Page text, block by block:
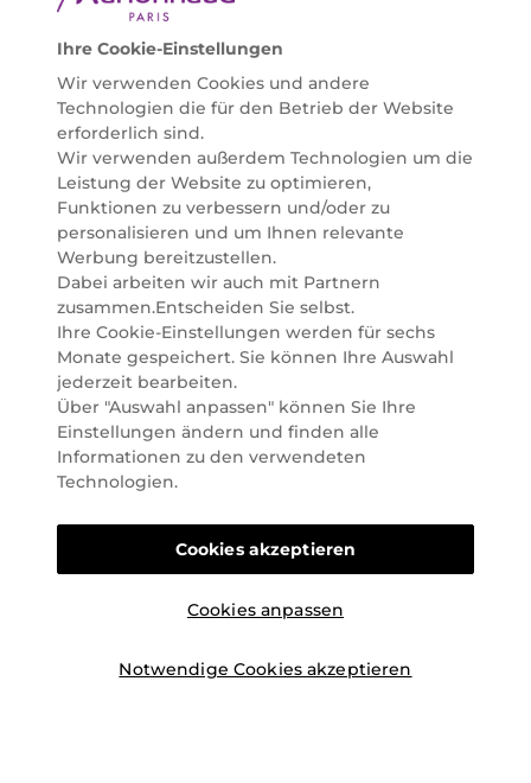
helfen zu können. Entdecken Sie auch unsere
Online Beauty Beratungen und bestellen Sie ganz
einfach alles für Ihre Beauty Routine direkt nach
Hause oder in Ihre Wunsch-Parfümerie liefern.
BERATUNG & EXPERTISE
Marionnaud wurde im Jahr 1984 in Paris gegründet
und ist seit 2001 in Österreich vertreten. Mit rund 80
Parfümerien und unserem Online Shop sind wir
Marktführer im selektiven Beautyhandel in
Österreich. Seit 2023 liefern wir auch nach
Deutschland. Durch abwechselnde Aktionen und
attraktive Angebote zu allen Anlässen finden Sie bei
Marionnaud alles, was Beauty Herzen höherschlagen
lässt. Wir glauben fest daran, dass Freude auf viele
Arten geschaffen werden kann. Vom beruhigenden
und pflegenden Gefühl Ihrer Lieblingsaugencreme
bis zur positiven Verpflichtung zu nachhaltigen
Rohstoffen. Darum suchen wir jeden Tag nach
Wegen, um Ihnen das tägliche Wohlfühlen zu
können online und offline zu beraten und bei Ihren
Fragen zu unterstützen.
Ihre Cookie-Einstellungen
Wir verwenden Cookies und andere
Technologien die für den Betrieb der Website
erforderlich sind.
Wir verwenden außerdem Technologien um die
Leistung der Website zu optimieren,
Funktionen zu verbessern und/oder zu
personalisieren und um Ihnen relevante
Werbung bereitzustellen.
Dabei arbeiten wir auch mit Partnern
zusammen.Entscheiden Sie selbst.
Ihre Cookie-Einstellungen werden für sechs
Monate gespeichert. Sie können Ihre Auswahl
jederzeit bearbeiten.
Über "Auswahl anpassen" können Sie Ihre
Einstellungen ändern und finden alle
Informationen zu den verwendeten
Technologien.
Cookies anpassen
Notwendige Cookies akzeptieren
Cookies akzeptieren